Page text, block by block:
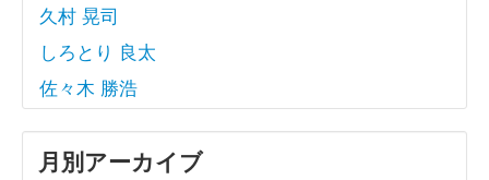
久村 晃司
しろとり 良太
佐々木 勝浩
月別アーカイブ